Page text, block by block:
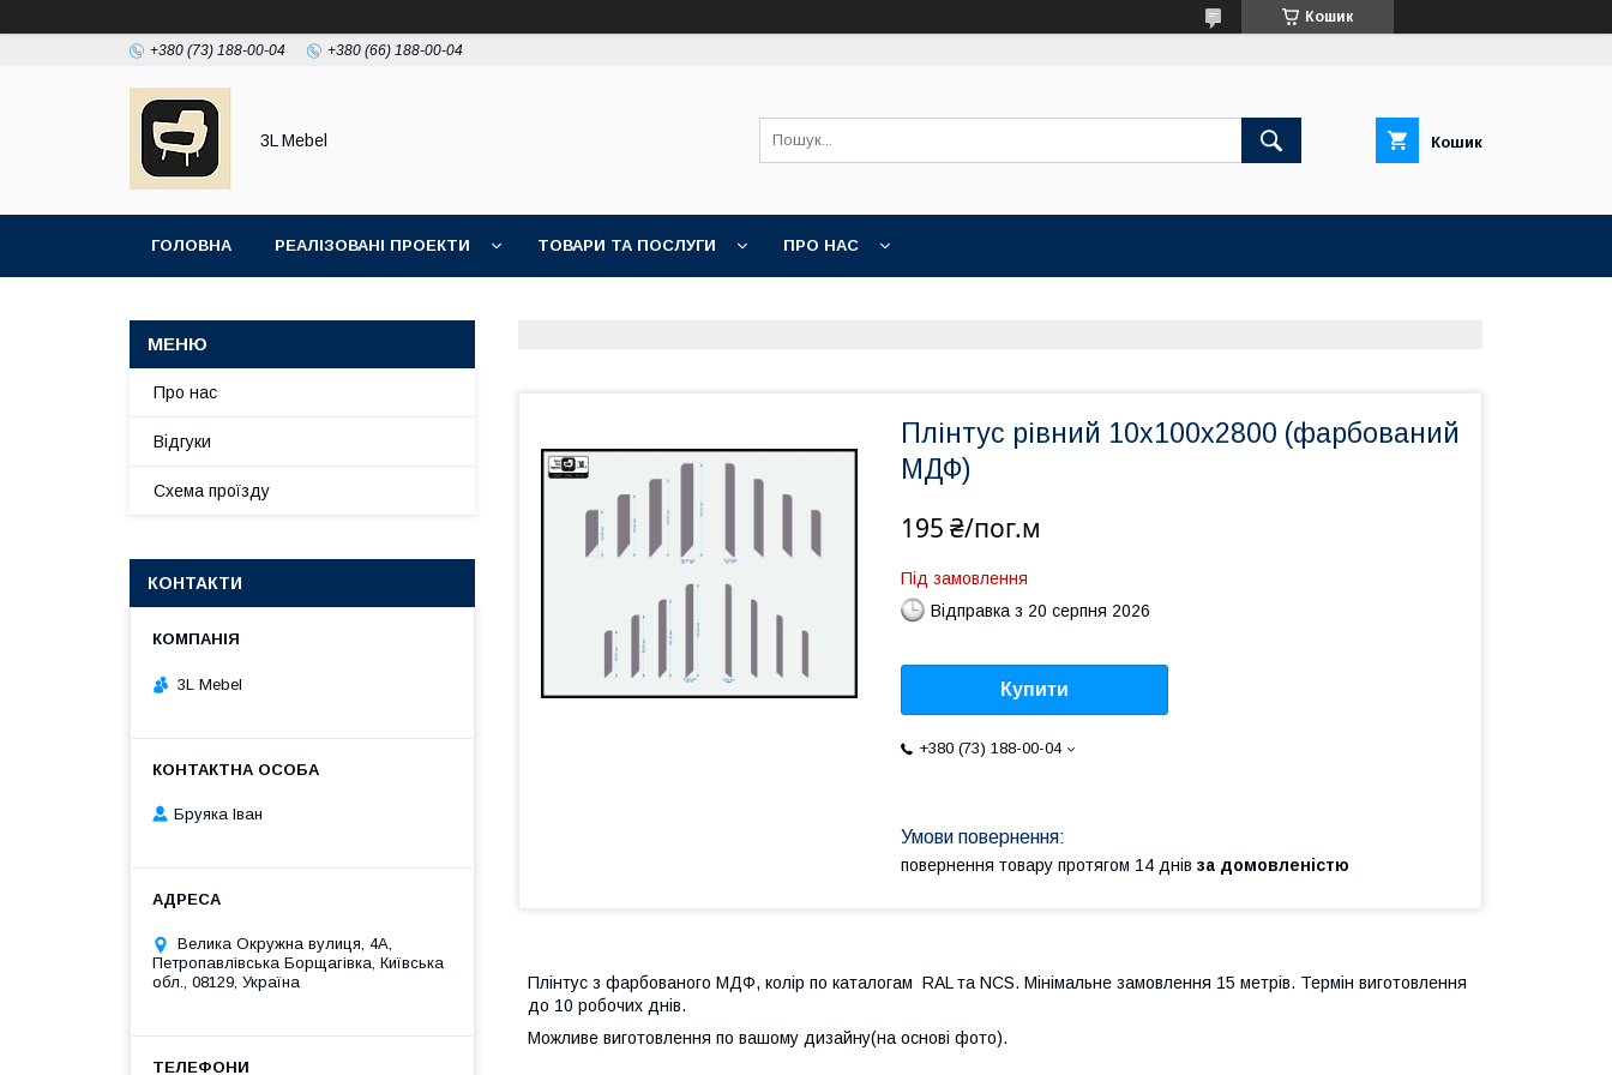
Кошик
+380 (73) 188-00-04 +380 (66) 188-00-04
3L Mebel Кошик
ГОЛОВНА РЕАЛІЗОВАНІ ПРОЕКТИ ТОВАРИ ТА ПОСЛУГИ ПРО НАС
Плінтус рівний 10х100х2800 (фарбований
МДФ)
195 ₴/пог.м
Під замовлення
Відправка з 20 серпня 2026
Купити
+380 (73) 188-00-04
повернення товару протягом 14 днів за домовленістю
Плінтус з фарбованого МДФ, колір по каталогам RAL та NCS. Мінімальне замовлення 15 метрів. Термін виготовлення
до 10 робочих днів.
Можливе виготовлення по вашому дизайну(на основі фото).
Про нас
Відгуки
Схема проїзду
КОНТАКТИ
3L Mebel
Бруяка Іван
Велика Окружна вулиця, 4А,
Петропавлівська Борщагівка, Київська
обл., 08129, Україна